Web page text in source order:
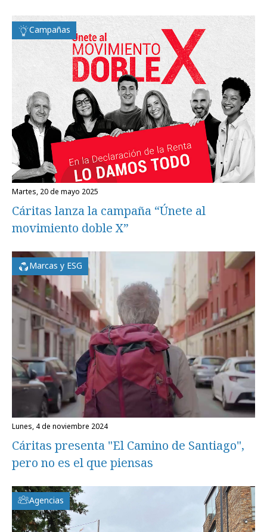
Campañas
martes, 20 de mayo 2025
Cáritas lanza la campaña “Únete al
movimiento doble X”
Marcas y ESG
lunes, 4 de noviembre 2024
Cáritas presenta "El Camino de Santiago",
pero no es el que piensas
Agencias